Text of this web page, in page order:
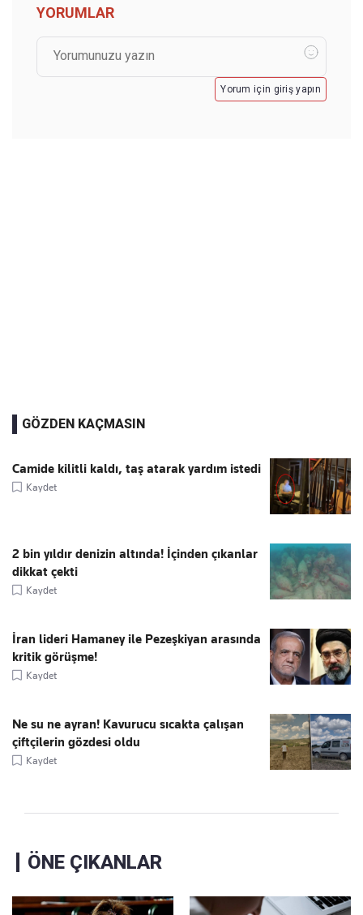
YORUMLAR
Yorum için giriş yapın
GÖZDEN KAÇMASIN
Camide kilitli kaldı, taş atarak yardım istedi
Kaydet
2 bin yıldır denizin altında! İçinden çıkanlar
dikkat çekti
Kaydet
İran lideri Hamaney ile Pezeşkiyan arasında
kritik görüşme!
Kaydet
Ne su ne ayran! Kavurucu sıcakta çalışan
çiftçilerin gözdesi oldu
Kaydet
ÖNE ÇIKANLAR